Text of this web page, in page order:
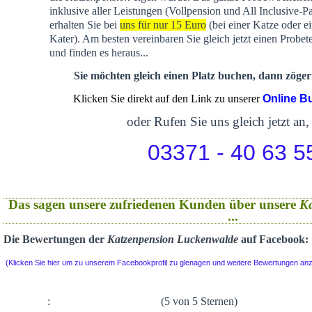
inklusive aller Leistungen (Vollpension und All Inclusive-
erhalten Sie bei uns für nur 15 Euro(bei einer Katze oder
Kater). Am besten vereinbaren Sie gleich jetzt einen
und finden es heraus...
Sie möchten gleich einen Platz buchen, dann
Klicken Sie direkt auf den Link zu unsererOnline
oder Rufen Sie uns gleich jetzt an,
03371 - 40 63
Das sagen unsere zufriedenen Kunden über unsere
...
Die Bewertungen der Katzenpension Luckenwalde auf Facebook:
(Klicken Sie hier um zu unserem Facebookprofil zu glenagen und weitere Bewertungen
: (5 von 5 Sternen)